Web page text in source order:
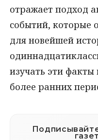
отражает подход
событий, которые
для новейшей
изучать эти
более ранних